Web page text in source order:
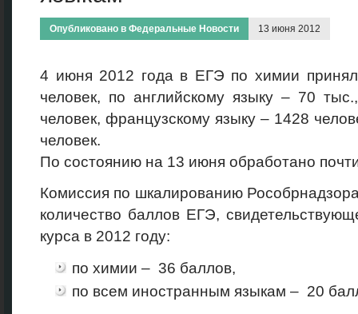
Опубликовано в Федеральные Новости 13 июня 2012
4 июня 2012 года в ЕГЭ по химии
человек, по английскому языку – 70
человек, французскому языку – 1428
человек.
По состоянию на 13 июня обработано
Комиссия по шкалированию
количество баллов ЕГЭ,
курса в 2012 году:
по химии – 36 баллов,
по всем иностранным языкам – 20